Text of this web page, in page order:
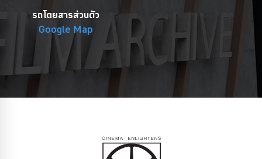
รถโดยสารส่วนตัว
Google Map